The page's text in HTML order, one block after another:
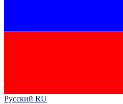
Русский RU‎